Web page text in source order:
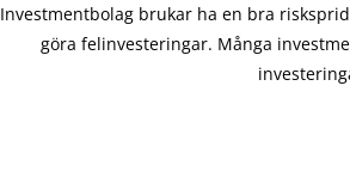
Investmentbolag brukar ha en bra
göra felinvesteringar. Många